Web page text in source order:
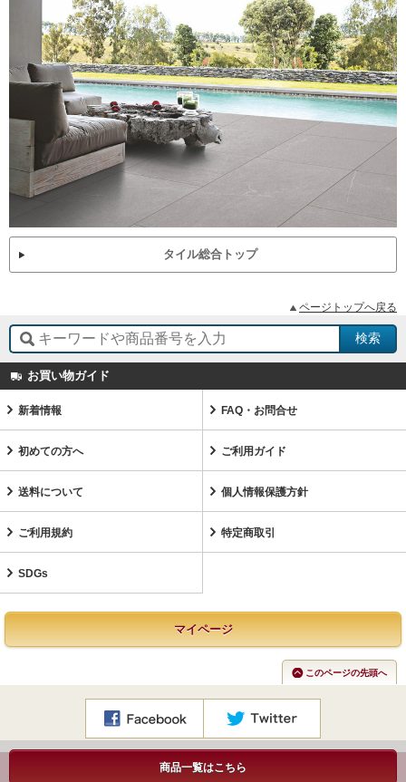
タイル総合トップ
ページトップへ戻る
商品一覧はこちら
お買い物ガイド
新着情報 FAQ・お問合せ
初めての方へ ご利用ガイド
送料について 個人情報保護方針
ご利用規約 特定商取引
SDGs
マイページ
このページの先頭へ
Copyright©TileLife.co.jp All Rights Reserved.